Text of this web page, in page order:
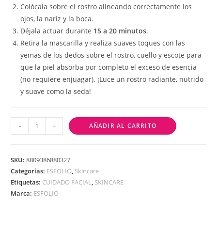
Colócala sobre el rostro alineando correctamente los
ojos, la nariz y la boca.
Déjala actuar durante 15 a 20 minutos.
Retira la mascarilla y realiza suaves toques con las
yemas de los dedos sobre el rostro, cuello y escote para
que la piel absorba por completo el exceso de esencia
(no requiere enjuagar). ¡Luce un rostro radiante, nutrido
y suave como la seda!
- + AÑADIR AL CARRITO
SKU:8809386880327
Categorías: ESFOLIO, Skincare
Etiquetas: CUIDADO FACIAL, SKINCARE
Marca: ESFOLIO